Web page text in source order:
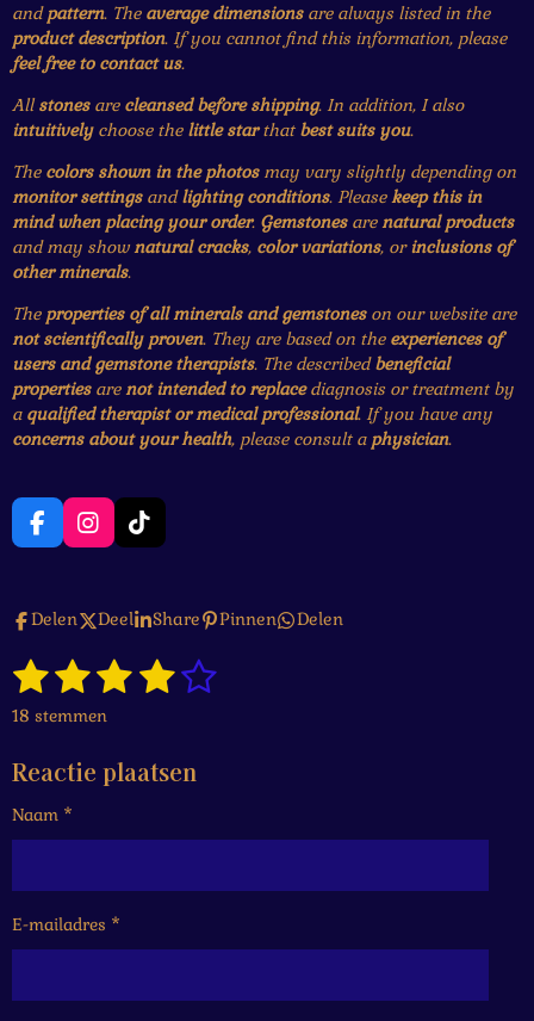
andpattern. The average dimensionsare always listed in the
product description. If you cannot find this information, please
feel free to contact us.
Allstonesare cleansed before shipping. In addition, I also
intuitivelychoose the little starthat best suits you.
The colors shown in the photosmay vary slightly depending on
monitor settingsandlighting conditions. Please keep this in
mind when placing your order. Gemstonesare natural products
and may shownatural cracks, color variations, orinclusions of
other minerals.
The properties of all minerals and gemstoneson our website are
not scientifically proven. They are based on the experiences of
users and gemstone therapists. The describedbeneficial
propertiesare not intended to replacediagnosis or treatment by
a qualified therapist or medical professional. If you have any
concerns about your health, please consult a physician.
F
a
b
o
k
I
n
a
r
m
T
i
o
Delen Deel Share Pinnen Delen
R
a
t
n
:
4
1
6
6
1
s
t
e
r
2
s
e
r
e
n
3
s
e
r
e
n
4
e
r
e
n
5
e
r
e
n
S
18 stemmen
Reactie plaatsen
Naam *
E-mailadres *